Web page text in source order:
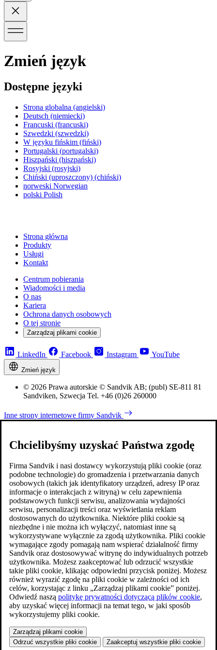
Zmień język
Dostępne języki
Strona globalna (angielski)
Deutsch (niemiecki)
Francuski (francuski)
Szwedzki (szwedzki)
W języku fińskim (fiński)
Portugalski (portugalski)
Hiszpański (hiszpański)
Rosyjski (rosyjski)
Chiński (uproszczony) (chiński)
norweski Norwegian
polski Polish
Strona główna
Produkty
Usługi
Kontakt
Centrum pobierania
Wiadomości i media
O nas
Kariera
Ochrona danych osobowych
O tej stronie
Zarządzaj plikami cookie
LinkedIn Facebook Instagram YouTube
Zmień język
© 2026 Prawa autorskie © Sandvik AB; (publ) SE-811 81
Sandviken, Szwecja Tel. +46 (0)26 260000
Inne strony internetowe firmy Sandvik
Chcielibyśmy uzyskać Państwa zgodę
Firma Sandvik i nasi dostawcy wykorzystują pliki cookie (oraz
podobne technologie) do gromadzenia i przetwarzania danych
osobowych (takich jak identyfikatory urządzeń, adresy IP oraz
informacje o interakcjach z witryną) w celu zapewnienia
podstawowych funkcji serwisu, analizowania wydajności
serwisu, personalizacji treści oraz wyświetlania reklam
dostosowanych do użytkownika. Niektóre pliki cookie są
niezbędne i nie można ich wyłączyć, natomiast inne są
wykorzystywane wyłącznie za zgodą użytkownika. Pliki cookie
wymagające zgody pomagają nam wspierać działalność firmy
Sandvik oraz dostosowywać witrynę do indywidualnych potrzeb
użytkownika. Możesz zaakceptować lub odrzucić wszystkie
takie pliki cookie, klikając odpowiedni przycisk poniżej. Możesz
również wyrazić zgodę na pliki cookie w zależności od ich
celów, korzystając z linku „Zarządzaj plikami cookie” poniżej.
Odwiedź naszą politykę prywatności dotyczącą plików cookie,
aby uzyskać więcej informacji na temat tego, w jaki sposób
wykorzystujemy pliki cookie.
Zarządzaj plikami cookie
Odrzuć wszystkie pliki cookie
Zaakceptuj wszystkie pliki cookie